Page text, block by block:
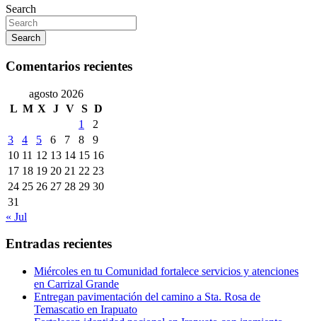
Search
Search
Comentarios recientes
agosto 2026
L M X J V S D
1
2
3
4 5 6 7 8
9
10 11 12 13 14 15 16
17 18 19 20 21 22 23
24 25 26 27 28 29 30
31
« Jul
Entradas recientes
Miércoles en tu Comunidad fortalece servicios y atenciones
en Carrizal Grande
Entregan pavimentación del camino a Sta. Rosa de
Temascatio en Irapuato